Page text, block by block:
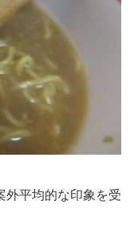
外平均的な印象を受